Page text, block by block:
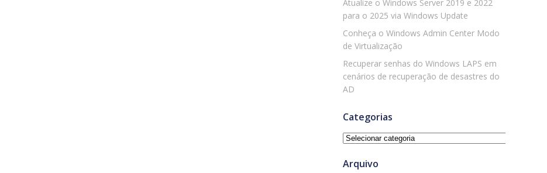
Atualize o Windows Server 2019 e 2022
para o 2025 via Windows Update
Conheça o Windows Admin Center Modo
de Virtualização
Recuperar senhas do Windows LAPS em
cenários de recuperação de desastres do
AD
Categorias
Categorias
Arquivo